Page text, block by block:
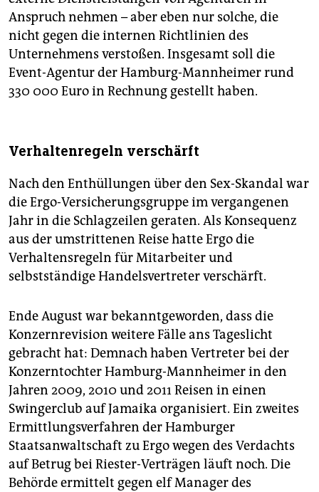
Anspruch nehmen – aber eben nur solche, die
nicht gegen die internen Richtlinien des
Unternehmens verstoßen. Insgesamt soll die
Event-Agentur der Hamburg-Mannheimer rund
330 000 Euro in Rechnung gestellt haben.
Verhaltenregeln verschärft
Nach den Enthüllungen über den Sex-Skandal war
die Ergo-Versicherungsgruppe im vergangenen
Jahr in die Schlagzeilen geraten. Als Konsequenz
aus der umstrittenen Reise hatte Ergo die
Verhaltensregeln für Mitarbeiter und
selbstständige Handelsvertreter verschärft.
Ende August war bekanntgeworden, dass die
Konzernrevision weitere Fälle ans Tageslicht
gebracht hat: Demnach haben Vertreter bei der
Konzerntochter Hamburg-Mannheimer in den
Jahren 2009, 2010 und 2011 Reisen in einen
Swingerclub auf Jamaika organisiert. Ein zweites
Ermittlungsverfahren der Hamburger
Staatsanwaltschaft zu Ergo wegen des Verdachts
auf Betrug bei Riester-Verträgen läuft noch. Die
Behörde ermittelt gegen elf Manager des